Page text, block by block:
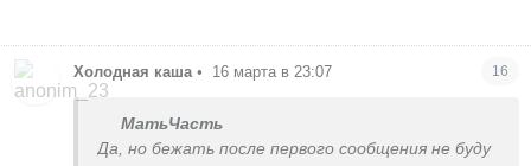
Холодная каша • 16 марта в 23:07 16
МатьЧасть
Да, но бежать после первого сообщения не буду